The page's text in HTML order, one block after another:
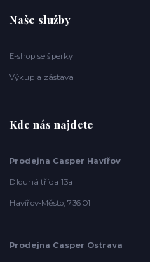
Naše služby
E-shop se šperky
Výkup a zástava
Kde nás najdete
Prodejna Casper Havířov
Dlouhá třída 13a
Havířov-Město, 736 01
Prodejna Casper Ostrava